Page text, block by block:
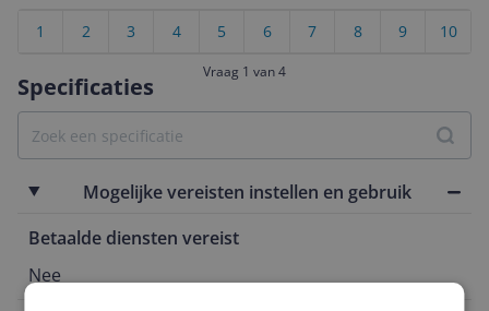
Specificaties
Mogelijke vereisten instellen en gebruik
Betaalde diensten vereist
Nee
10
9
8
7
6
5
4
3
2
1
Vraag 1 van 4